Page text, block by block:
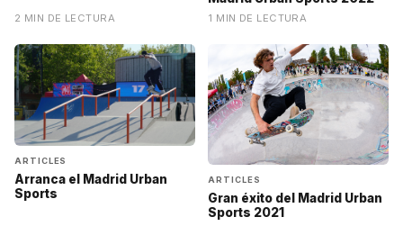
2 MIN DE LECTURA 1 MIN DE LECTURA
ARTICLES
Arranca el Madrid Urban
Sports
ARTICLES
Gran éxito del Madrid Urban
Sports 2021